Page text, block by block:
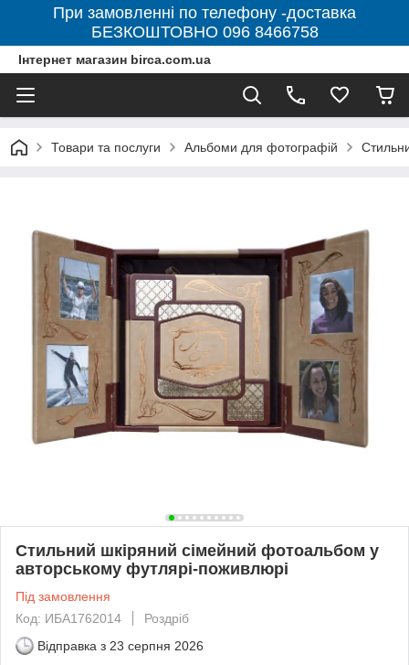
При замовленні по телефону -доставка
БЕЗКОШТОВНО 096 8466758
Інтернет магазин birca.com.ua
Товари та послуги Альбоми для фотографій
Стильний шкіряний сімейний фотоальбом у
авторському футлярі-поживлюрі
Під замовлення
Код: ИБА1762014
Роздріб
Відправка з 23 серпня 2026